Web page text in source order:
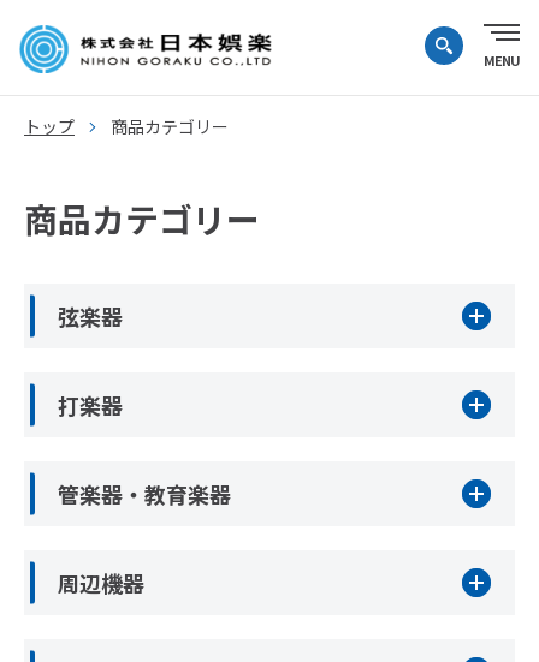
トップ 商品カテゴリー
商品カテゴリー
弦楽器
打楽器
管楽器・教育楽器
周辺機器